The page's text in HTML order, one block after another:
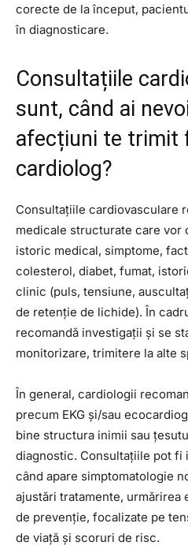
corecte de la început,
în diagnosticare.
Consultațiile
sunt, când ai
afecțiuni te trimit
cardiolog?
Consultațiile cardiovasculare
medicale structurate care vor
istoric medical, simptome,
colesterol, diabet, fumat,
clinic (puls, tensiune,
de retenție de lichide). În
recomandă investigații și se
monitorizare, trimitere la alte
În general, cardiologii
precum EKG și/sau
bine structura inimii sau
diagnostic. Consultațiile pot fi
când apare simptomatologie
ajustări tratamente, urmărirea
de prevenție, focalizate pe
de viață și scoruri de risc.